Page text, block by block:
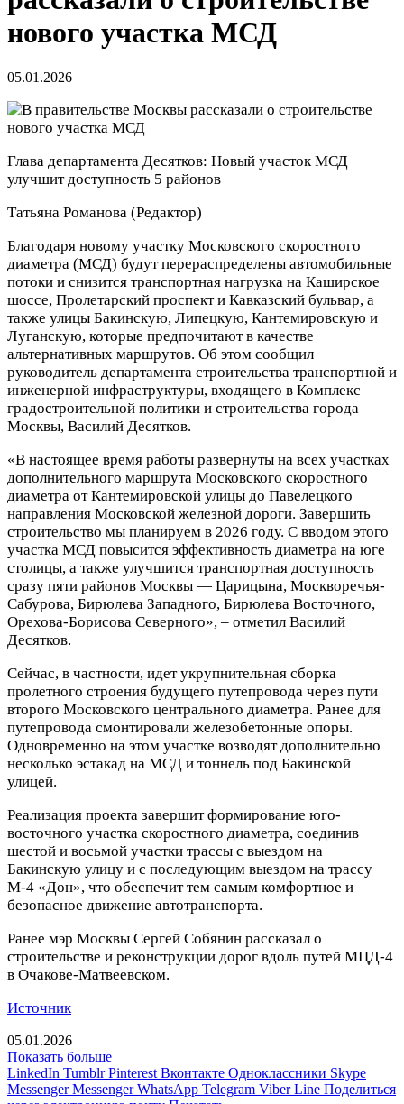
нового участка МСД
05.01.2026
Глава департамента Десятков: Новый участок МСД
улучшит доступность 5 районов
Татьяна Романова (Редактор)
Благодаря новому участку Московского скоростного
диаметра (МСД) будут перераспределены автомобильные
потоки и снизится транспортная нагрузка на Каширское
шоссе, Пролетарский проспект и Кавказский бульвар, а
также улицы Бакинскую, Липецкую, Кантемировскую и
Луганскую, которые предпочитают в качестве
альтернативных маршрутов. Об этом сообщил
руководитель департамента строительства транспортной и
инженерной инфраструктуры, входящего в Комплекс
градостроительной политики и строительства города
Москвы, Василий Десятков.
«В настоящее время работы развернуты на всех участках
дополнительного маршрута Московского скоростного
диаметра от Кантемировской улицы до Павелецкого
направления Московской железной дороги. Завершить
строительство мы планируем в 2026 году. С вводом этого
участка МСД повысится эффективность диаметра на юге
столицы, а также улучшится транспортная доступность
сразу пяти районов Москвы — Царицына, Москворечья-
Сабурова, Бирюлева Западного, Бирюлева Восточного,
Орехова-Борисова Северного», – отметил Василий
Десятков.
Сейчас, в частности, идет укрупнительная сборка
пролетного строения будущего путепровода через пути
второго Московского центрального диаметра. Ранее для
путепровода смонтировали железобетонные опоры.
Одновременно на этом участке возводят дополнительно
несколько эстакад на МСД и тоннель под Бакинской
улицей.
Реализация проекта завершит формирование юго-
восточного участка скоростного диаметра, соединив
шестой и восьмой участки трассы с выездом на
Бакинскую улицу и с последующим выездом на трассу
М-4 «Дон», что обеспечит тем самым комфортное и
безопасное движение автотранспорта.
Ранее мэр Москвы Сергей Собянин рассказал о
строительстве и реконструкции дорог вдоль путей МЦД-4
в Очакове-Матвеевском.
Источник
05.01.2026
Показать больше
LinkedIn Tumblr Pinterest Вконтакте Одноклассники Skype
Messenger Messenger WhatsApp Telegram Viber Line Поделиться